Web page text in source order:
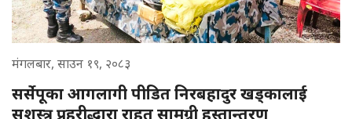
मंगलबार, साउन १९, २०८३
सर्सेपूका आगलागी पीडित निरबहादुर खड्कालाई
सशस्त्र प्रहरीद्धारा राहत सामग्री हस्तान्तरण